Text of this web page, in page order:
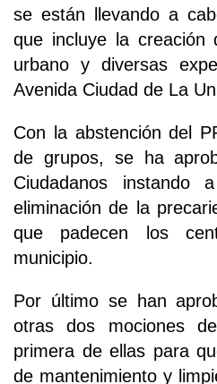
se están llevando a
que incluye la creación
urbano y diversas
Avenida Ciudad de La
Con la abstención del
de grupos, se ha
Ciudadanos
eliminación de la
que padecen los
municipio.
Por último se han
otras dos mociones
primera de ellas para
de mantenimiento y